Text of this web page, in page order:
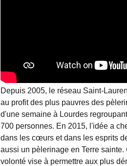
Depuis 2005, le réseau Saint-
au profit des plus pauvres des
d'une semaine à Lourdes
700 personnes. En 2015, l'idée a
dans les cœurs et dans les esprits
aussi un pèlerinage en Terre sainte.
volonté vise à permettre aux plus